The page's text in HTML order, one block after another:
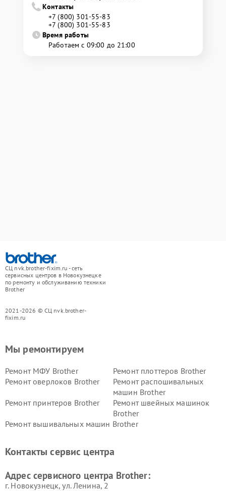
Контакты
+7 (800) 301-55-83
+7 (800) 301-55-83
Время работы
Работаем с 09:00 до 21:00
СЦ nvk.brother-fixim.ru - сеть
сервисных центров в Новокузнецке
по ремонту и обслуживанию техники
Brother
2021-2026 © СЦ nvk.brother-
fixim.ru
Мы ремонтируем
Ремонт МФУ Brother
Ремонт плоттеров Brother
Ремонт оверлоков Brother
Ремонт распошивальных
машин Brother
Ремонт принтеров Brother
Ремонт швейных машинок
Brother
Ремонт вышивальных машин Brother
Контакты сервис центра
Адрес сервисного центра Brother:
г. Новокузнецк, ул. Ленина, 2